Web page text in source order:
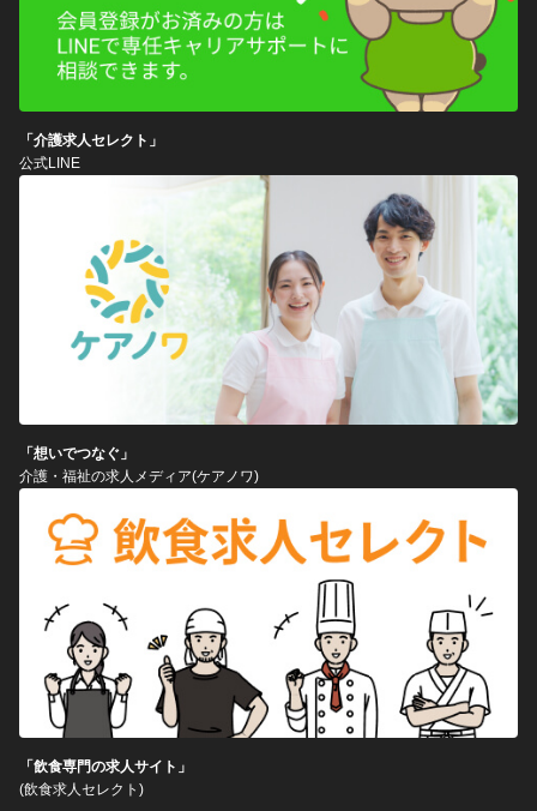
「介護求人セレクト」
公式LINE
「想いでつなぐ」
介護・福祉の求人メディア(ケアノワ)
「飲食専門の求人サイト」
(飲食求人セレクト)